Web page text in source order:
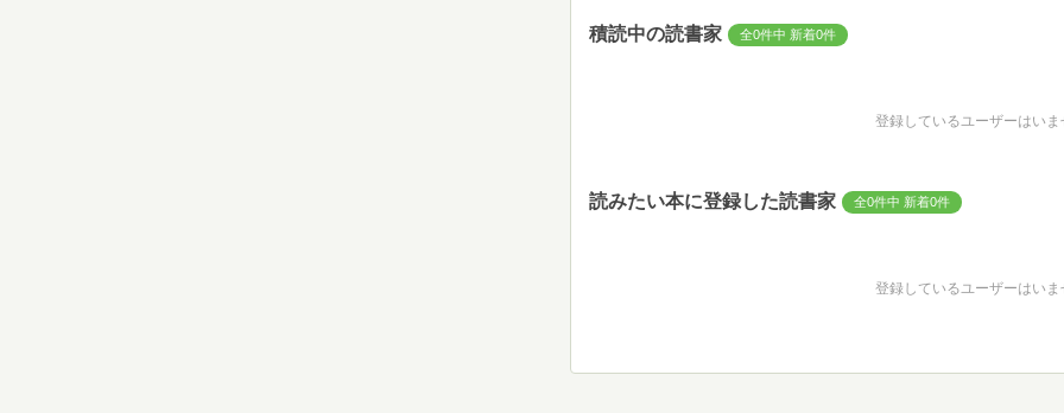
積読中の読書家 全0件中 新着0件
登録しているユーザーはいま
読みたい本に登録した読書家 全0件中 新着0件
登録しているユーザーはいま